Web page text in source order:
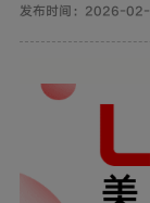
发布时间：2026-